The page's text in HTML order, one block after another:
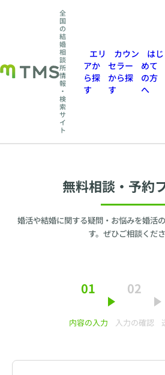
全
国
の
結
婚
相
談
所
情
報
・
検
索
サ
イ
ト
エリ
アか
ら探
す
カウン
セラー
から探
す
はじ
めて
の方
へ
無料相談・予約
婚活や結婚に関する疑問・お悩みを婚活
す。ぜひご相談くだ
01
内容の入力
02
入力の確認